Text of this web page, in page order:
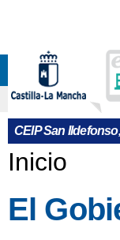
CEIP San
Se
Inicio
El